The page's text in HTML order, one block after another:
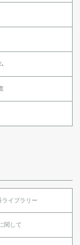
ライブラリー
関して